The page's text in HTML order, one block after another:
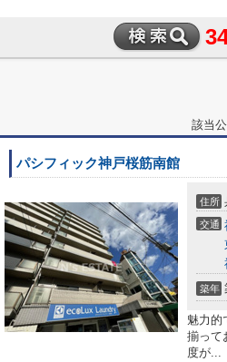
該当
パシフィック神戸桜筋南館
住所
交通
築年
魅力的
揃って
度が...